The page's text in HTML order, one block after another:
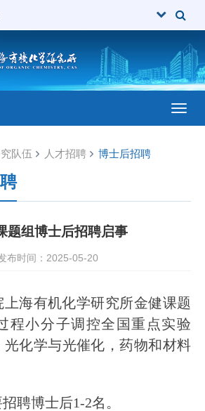
队伍 人才招聘 博士后招聘
题组博士后招聘启事
布时间：2025-05-20
海有机化学研究所金健课题
程小分子调控全国重点实验
光化学与光催化，药物和材料
聘博士后1-2名。